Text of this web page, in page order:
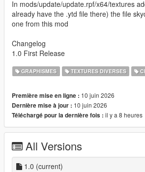
In mods/update/update.rpf/x64/textures
already have the .ytd file there) the file
one from this mod
Changelog
1.0 First Release
GRAPHISMES TEXTURES DIVERSES
Première mise en ligne : 10 juin 2026
Dernière mise à jour : 10 juin 2026
Téléchargé pour la dernière fois : il y a 8 heures
All Versions
1.0 (current)